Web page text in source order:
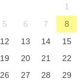
1
5 6 7 8
12 13 14 15
19 20 21 22
26 27 28 29